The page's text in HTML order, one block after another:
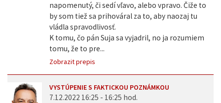
napomenutý, či sedí vľavo, alebo vpravo. Čiže to
by som tiež sa prihováral za to, aby naozaj tu
vládla spravodlivosť.
K tomu, čo pán Suja sa vyjadril, no ja rozumiem
tomu, že to pre...
Zobrazit prepis
VYSTÚPENIE S FAKTICKOU POZNÁMKOU
7.12.2022 16:25 - 16:25 hod.